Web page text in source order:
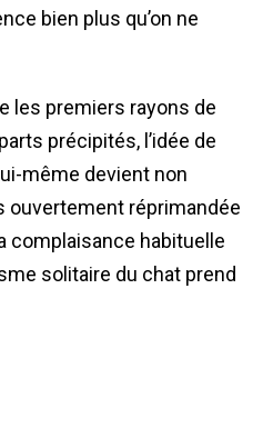
bien plus qu’on ne
les premiers rayons de
précipités, l’idée de
même devient non
ouvertement réprimandée
complaisance habituelle
solitaire du chat prend